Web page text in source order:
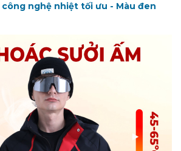
công nghệ nhiệt tối ưu - Màu đen